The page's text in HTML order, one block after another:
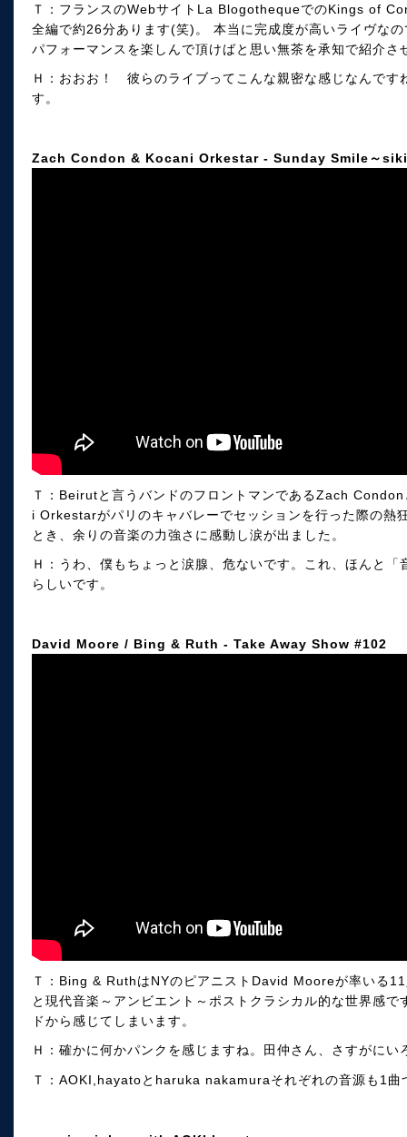
Ｔ：フランスのWebサイトLa BlogothequeでのKings of
全編で約26分あります(笑)。 本当に完成度が高いライヴな
パフォーマンスを楽しんで頂けばと思い無茶を承知で紹介さ
Ｈ：おおお！ 彼らのライブってこんな親密な感じなんです
す。
Zach Condon & Kocani Orkestar - Sunday Smile～
Ｔ：Beirutと言うバンドのフロントマンであるZach
i Orkestarがパリのキャバレーでセッションを行った際の熱
とき、余りの音楽の力強さに感動し涙が出ました。
Ｈ：うわ、僕もちょっと涙腺、危ないです。これ、ほんと
らしいです。
David Moore / Bing & Ruth - Take Away Show #102
Ｔ：Bing & RuthはNYのピアニストDavid Mooreが率いる
と現代音楽～アンビエント～ポストクラシカル的な世界感
ドから感じてしまいます。
Ｈ：確かに何かパンクを感じますね。田仲さん、さすがにい
Ｔ：AOKI,hayatoとharuka nakamuraそれぞれの音源も1曲